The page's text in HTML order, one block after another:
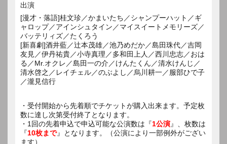
出演
[漫才・落語]桂文珍／かまいたち／シャンプーハット／ギ
ャロップ／アインシュタイン／マイスイートメモリーズ／
バッテリィズ／たくろう
[新喜劇]酒井藍／辻本茂雄／池乃めだか／島田珠代／吉岡
友見／伊丹祐貴／小寺真理／多和田上人／西川忠志／おは
る／Mr.オクレ／島田一の介／けんたくん／清水けんじ／
清水啓之／レイチェル／のぶよし／烏川耕一／服部ひで子
／瀧見信行
・受付開始から先着順でチケットが購入出来ます。予定枚
数に達し次第受付終了となります。
・1回の先着申込で申込可能な公演数は『1公演』、枚数は
『10枚まで』となります。（公演により一部例外がござい
ます）